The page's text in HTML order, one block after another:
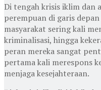
Di tengah krisis iklim dan
perempuan di garis
masyarakat sering kali
kriminalisasi, hingga
peran mereka sangat
pertama kali merespons
menjaga kesejahteraan.